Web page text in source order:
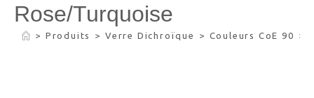
Rose/Turquoise
> Produits > Verre Dichroïque > Couleurs CoE 90 >